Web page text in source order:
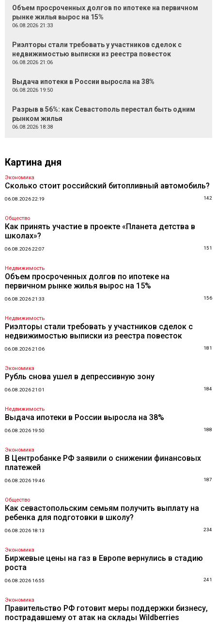
Объем просроченных долгов по ипотеке на первичном
рынке жилья вырос на 15%
06.08.2026 21:33
Риэлторы стали требовать у участников сделок с
недвижимостью выписки из реестра повесток
06.08.2026 21:06
Выдача ипотеки в России выросла на 38%
06.08.2026 19:50
Разрыв в 56%: как Севастополь перестал быть одним
рынком жилья
06.08.2026 18:38
Картина дня
Экономика
Сколько стоит российский битопливный автомобиль?
06.08.2026 22:19 142
Общество
Как принять участие в проекте «Планета детства в
школах»?
06.08.2026 22:07 151
Недвижимость
Объем просроченных долгов по ипотеке на
первичном рынке жилья вырос на 15%
06.08.2026 21:33 156
Недвижимость
Риэлторы стали требовать у участников сделок с
недвижимостью выписки из реестра повесток
06.08.2026 21:06 181
Экономика
Рубль снова ушел в депрессивную зону
06.08.2026 21:01 184
Недвижимость
Выдача ипотеки в России выросла на 38%
06.08.2026 19:50 188
Экономика
В Центробанке РФ заявили о снижении финансовых
платежей
06.08.2026 19:46 187
Общество
Как севастопольским семьям получить выплату на
ребенка для подготовки в школу?
06.08.2026 18:13 234
Экономика
Биржевые цены на газ в Европе вернулись в стадию
роста
06.08.2026 16:55 241
Экономика
Правительство РФ готовит меры поддержки бизнесу,
пострадавшему от атак на склады Wildberries